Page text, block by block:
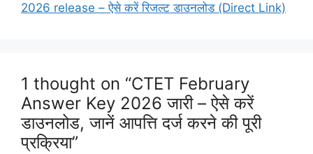
2026 release – ऐसे करें रिजल्ट डाउनलोड (Direct Link)
1 thought on “CTET February
Answer Key 2026 जारी – ऐसे करें
डाउनलोड, जानें आपत्ति दर्ज करने की पूरी
प्रक्रिया”